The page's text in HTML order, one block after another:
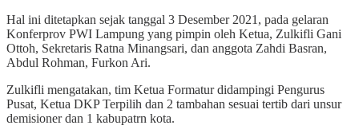
Hal ini ditetapkan sejak tanggal 3 Desember 2021, pada gelaran
Konferprov PWI Lampung yang pimpin oleh Ketua, Zulkifli Gani
Ottoh, Sekretaris Ratna Minangsari, dan anggota Zahdi Basran,
Abdul Rohman, Furkon Ari.
Zulkifli mengatakan, tim Ketua Formatur didampingi Pengurus
Pusat, Ketua DKP Terpilih dan 2 tambahan sesuai tertib dari unsur
demisioner dan 1 kabupatrn kota.